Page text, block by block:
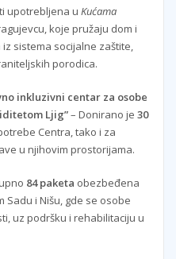
upotrebljena u Kućama
koje pružaju dom i
sistema socijalne zaštite,
porodica.
inkluzivni centar za osobe
Ljig”– Donirano je 30
Centra, tako i za
u njihovim prostorijama.
84 paketa obezbeđena
Sadu i Nišu, gde se osobe
uz podršku i rehabilitaciju u